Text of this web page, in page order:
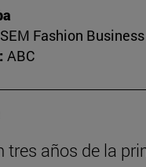
Fashion
ABC
tres años de la